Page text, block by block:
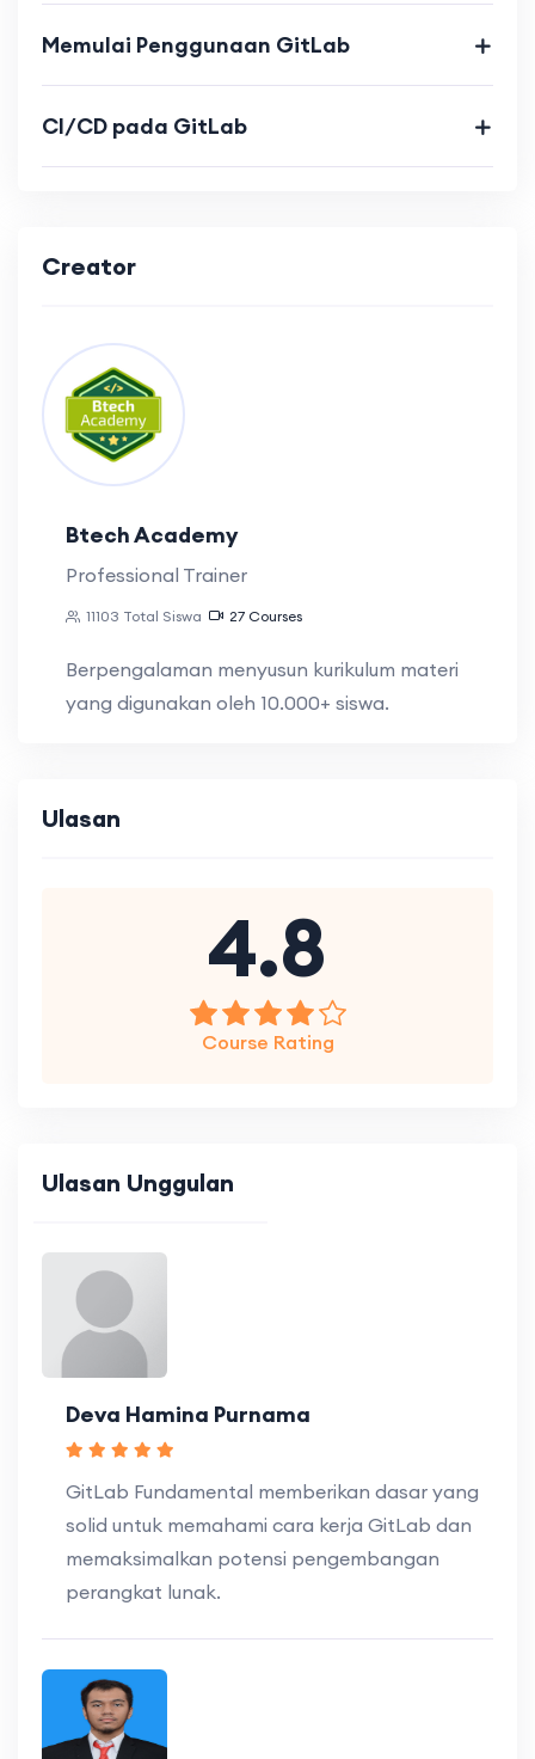
Memulai Penggunaan GitLab
CI/CD pada GitLab
Creator
Btech Academy
Professional Trainer
11103 Total Siswa 27 Courses
Berpengalaman menyusun kurikulum materi
yang digunakan oleh 10.000+ siswa.
Ulasan
4.8
Course Rating
Ulasan Unggulan
Deva Hamina Purnama
GitLab Fundamental memberikan dasar yang
solid untuk memahami cara kerja GitLab dan
memaksimalkan potensi pengembangan
perangkat lunak.